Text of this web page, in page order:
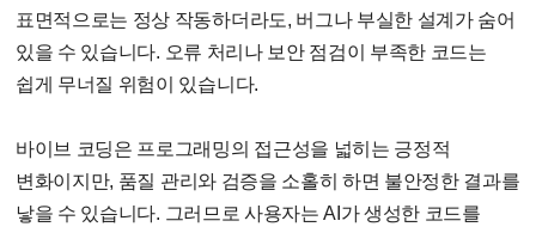
표면적으로는 정상 작동하더라도, 버그나 부실한 설계가 숨어
있을 수 있습니다. 오류 처리나 보안 점검이 부족한 코드는
쉽게 무너질 위험이 있습니다.
바이브 코딩은 프로그래밍의 접근성을 넓히는 긍정적
변화이지만, 품질 관리와 검증을 소홀히 하면 불안정한 결과를
낳을 수 있습니다. 그러므로 사용자는 AI 가 생성한 코드를